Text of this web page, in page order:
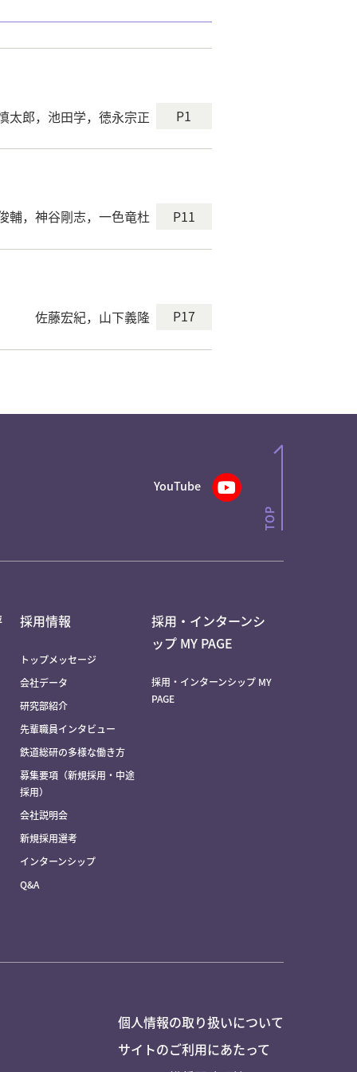
太郎，池田学，徳永宗正
P1
輔，神谷剛志，一色竜杜
P11
佐藤宏紀，山下義隆
P17
YouTube
採用情報
トップメッセージ
会社データ
研究部紹介
先輩職員インタビュー
鉄道総研の多様な働き方
募集要項（新規採用・中途
採用）
会社説明会
新規採用選考
インターンシップ
Q&A
採用・インターンシ
ップ MY PAGE
採用・インターンシップ MY
PAGE
個人情報の取り扱いについて
サイトのご利用にあたって